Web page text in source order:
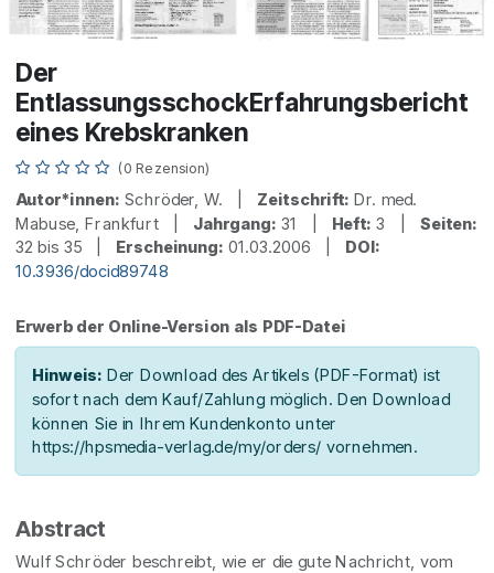
Der
EntlassungsschockErfahrungsbericht
eines Krebskranken
(0 Rezension)
Autor*innen: Schröder, W. | Zeitschrift: Dr. med.
Mabuse, Frankfurt | Jahrgang: 31 | Heft: 3 | Seiten:
32 bis 35 | Erscheinung: 01.03.2006 | DOI:
10.3936/docid89748
Erwerb der Online-Version als PDF-Datei
Hinweis: Der Download des Artikels (PDF-Format) ist
sofort nach dem Kauf/Zahlung möglich. Den Download
können Sie in Ihrem Kundenkonto unter
https://hpsmedia-verlag.de/my/orders/ vornehmen.
Abstract
Wulf Schröder beschreibt, wie er die gute Nachricht, vom